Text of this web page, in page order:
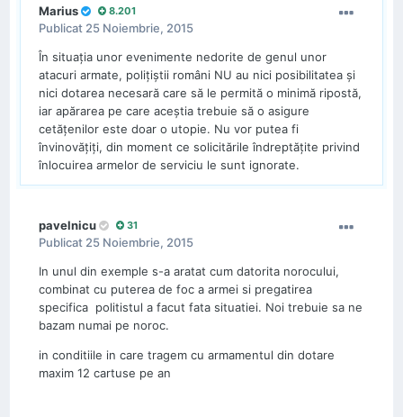
Marius 8.201
Publicat 25 Noiembrie, 2015
În situaţia unor evenimente nedorite de genul unor
atacuri armate, poliţiştii români NU au nici posibilitatea şi
nici dotarea necesară care să le permită o minimă ripostă,
iar apărarea pe care aceştia trebuie să o asigure
cetăţenilor este doar o utopie. Nu vor putea fi
învinovăţiţi, din moment ce solicitările îndreptăţite privind
înlocuirea armelor de serviciu le sunt ignorate.
pavelnicu 31
Publicat 25 Noiembrie, 2015
In unul din exemple s-a aratat cum datorita norocului,
combinat cu puterea de foc a armei si pregatirea
specifica politistul a facut fata situatiei. Noi trebuie sa ne
bazam numai pe noroc.
in conditiile in care tragem cu armamentul din dotare
maxim 12 cartuse pe an